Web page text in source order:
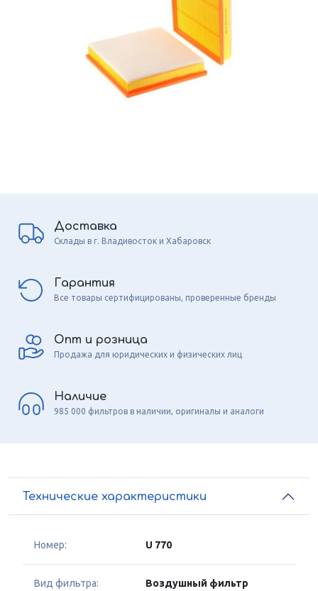
Доставка
Склады в г. Владивосток и Хабаровск
Гарантия
Все товары сертифицированы, проверенные бренды
Опт и розница
Продажа для юридических и физических лиц
Наличие
985 000 фильтров в наличии, оригиналы и аналоги
Технические характеристики
Номер: U 770
Вид фильтра: Воздушный фильтр